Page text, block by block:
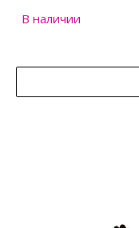
В наличии